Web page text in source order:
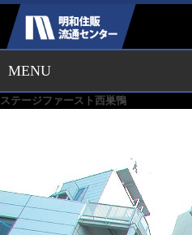
ステージファースト西巣鴨